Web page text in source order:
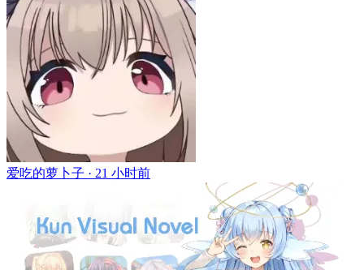
爱吃的萝卜子 · 21 小时前